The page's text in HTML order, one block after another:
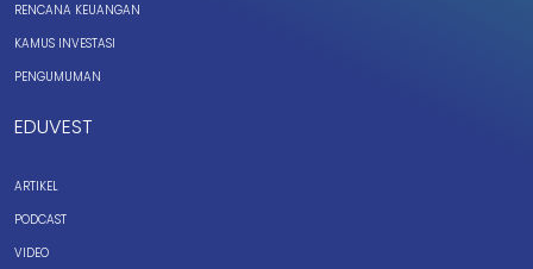
RENCANA KEUANGAN
KAMUS INVESTASI
PENGUMUMAN
EDUVEST
ARTIKEL
PODCAST
VIDEO